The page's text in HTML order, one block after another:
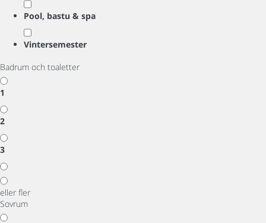
Pool, bastu & spa
Vintersemester
Badrum och toaletter
1
2
3
eller fler
Sovrum